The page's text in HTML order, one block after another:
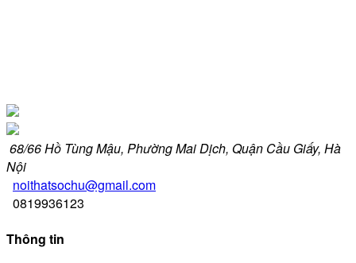
68/66 Hồ Tùng Mậu, Phường Mai Dịch, Quận Cầu Giấy, Hà
Nội
noithatsochu@gmail.com
0819936123
Thông tin